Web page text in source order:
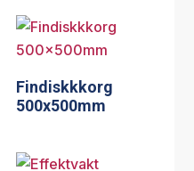
Findiskkkorg
500x500mm